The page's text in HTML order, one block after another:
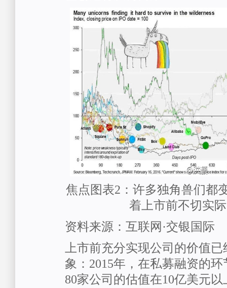
焦点图表2：许多独角兽们都
着上市前不切实
资料来源：互联网·交银国际
上市前充分实现公司的价值
象：2015年，在私募融资的
80家公司的估值在10亿美元